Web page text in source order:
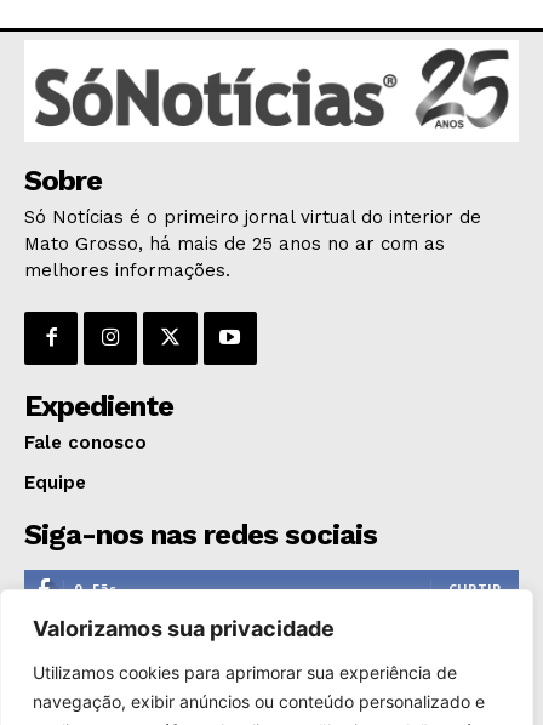
EDUCAÇÃO
SAÚDE
AGRONOTÍCIAS
Valorizamos sua privacidade
Utilizamos cookies para aprimorar sua experiência de
navegação, exibir anúncios ou conteúdo personalizado e
Sobre
Só Notícias é o primeiro jornal virtual do interior de
Mato Grosso, há mais de 25 anos no ar com as
melhores informações.
Expediente
Fale conosco
Equipe
Siga-nos nas redes sociais
0 Fãs CURTIR
0 Seguidores
1,110 Seguidores SEGUIR